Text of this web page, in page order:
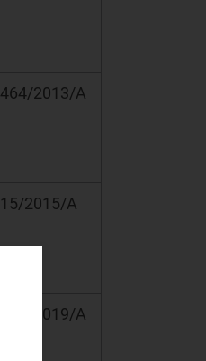
464/2013/A
15/2015/A
136/2019/A